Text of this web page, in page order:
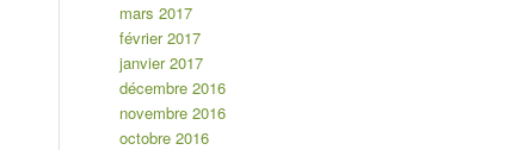
mars 2017
février 2017
janvier 2017
décembre 2016
novembre 2016
octobre 2016